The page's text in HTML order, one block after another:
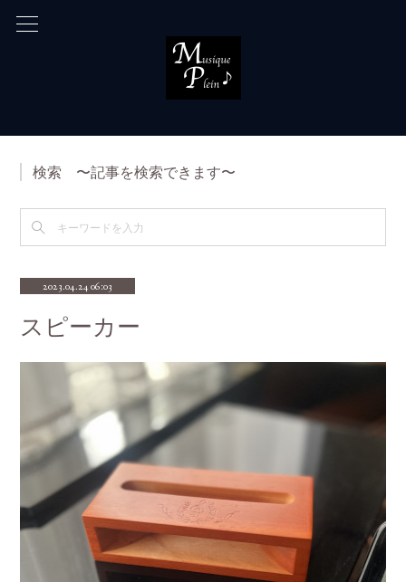
検索 〜記事を検索できます〜
2023.04.24 06:03
スピーカー